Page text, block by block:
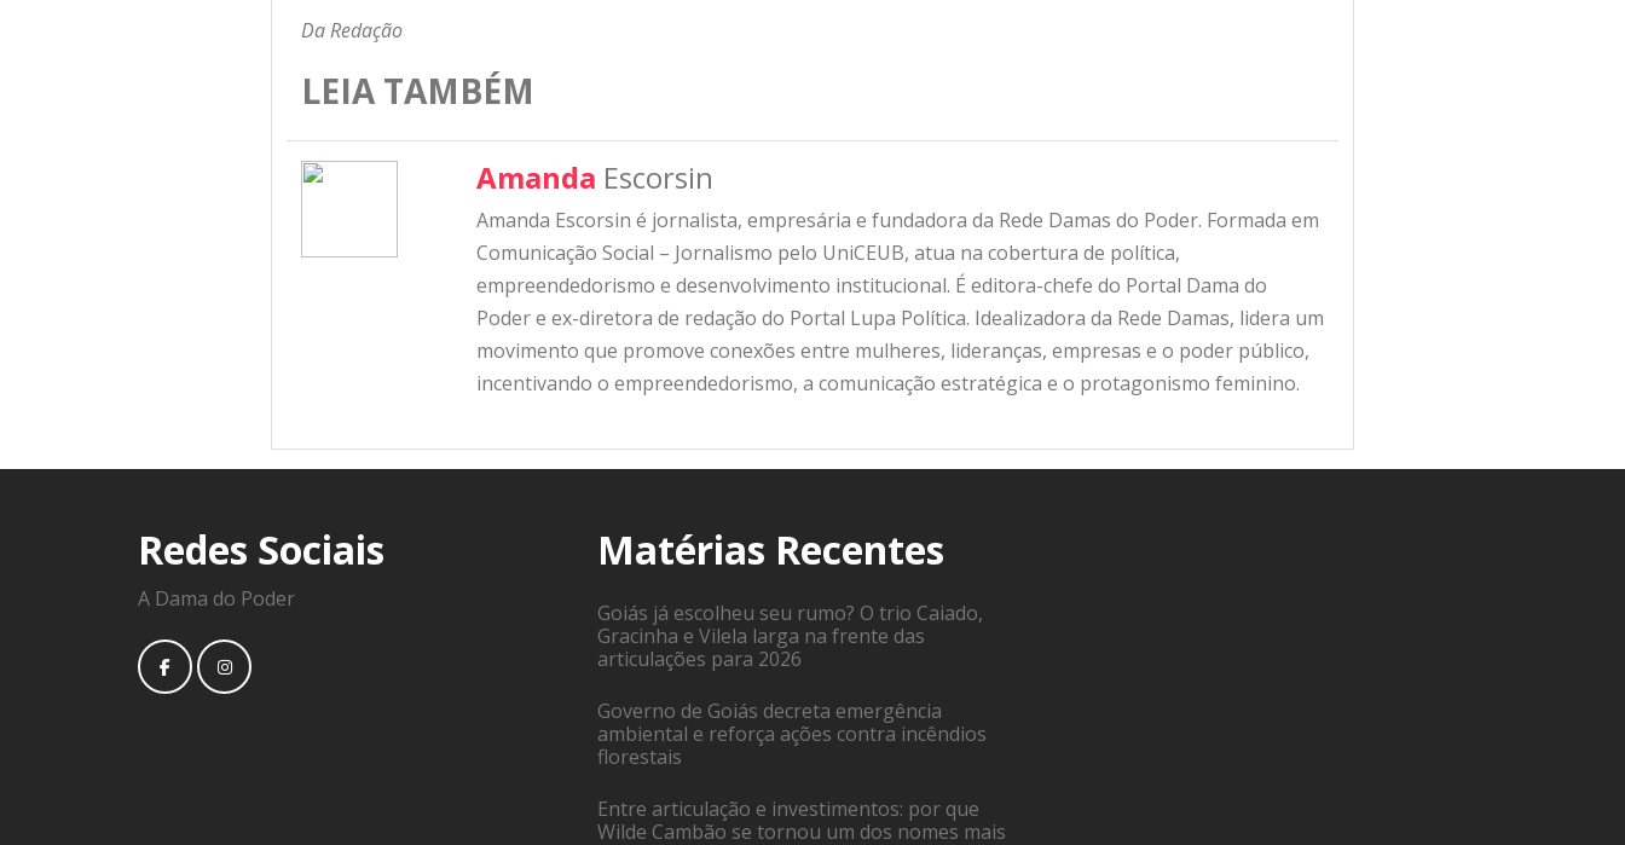
Da Redação
LEIA TAMBÉM
Amanda Escorsin
Amanda Escorsin é jornalista, empresária e fundadora da Rede Damas do Poder. Formada em
Comunicação Social – Jornalismo pelo UniCEUB, atua na cobertura de política,
empreendedorismo e desenvolvimento institucional. É editora-chefe do Portal Dama do
Poder e ex-diretora de redação do Portal Lupa Política. Idealizadora da Rede Damas, lidera um
movimento que promove conexões entre mulheres, lideranças, empresas e o poder público,
incentivando o empreendedorismo, a comunicação estratégica e o protagonismo feminino.
Redes Sociais
A Dama do Poder
Matérias Recentes
Goiás já escolheu seu rumo? O trio Caiado,
Gracinha e Vilela larga na frente das
articulações para 2026
Governo de Goiás decreta emergência
ambiental e reforça ações contra incêndios
florestais
Entre articulação e investimentos: por que
Wilde Cambão se tornou um dos nomes mais